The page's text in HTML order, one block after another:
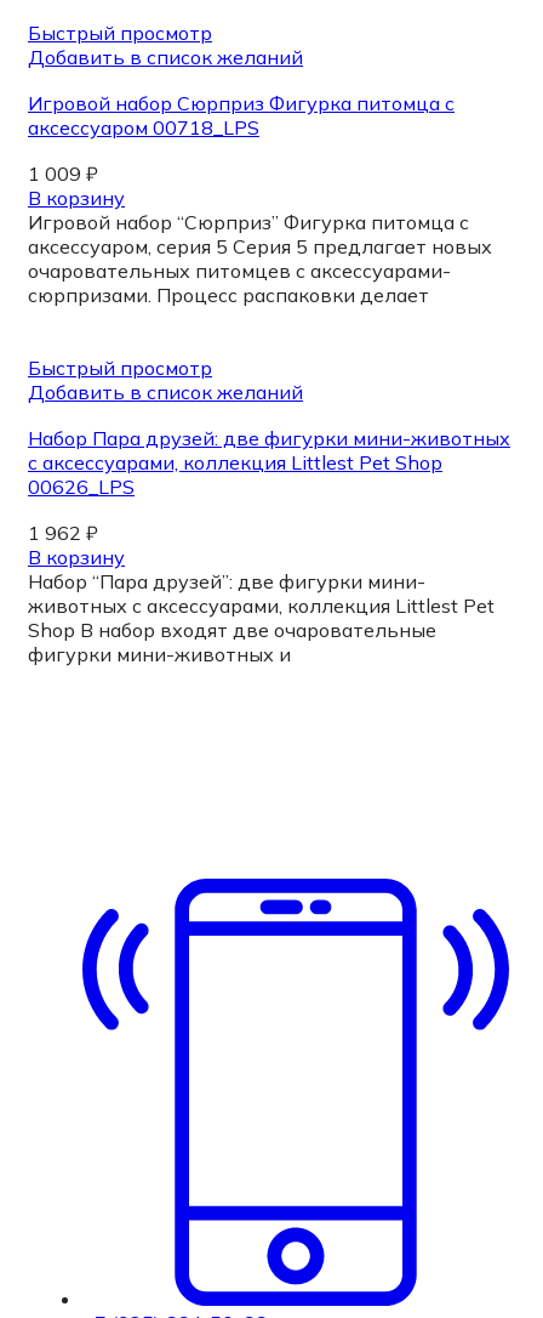
Быстрый просмотр
Добавить в список желаний
Игровой набор Сюрприз Фигурка питомца с
аксессуаром 00718_LPS
1 009 ₽
В корзину
Игровой набор “Сюрприз” Фигурка питомца с
аксессуаром, серия 5 Серия 5 предлагает новых
очаровательных питомцев с аксессуарами-
сюрпризами. Процесс распаковки делает
Быстрый просмотр
Добавить в список желаний
Набор Пара друзей: две фигурки мини-животных
с аксессуарами, коллекция Littlest Pet Shop
00626_LPS
1 962 ₽
В корзину
Набор “Пара друзей”: две фигурки мини-
животных с аксессуарами, коллекция Littlest Pet
Shop В набор входят две очаровательные
фигурки мини-животных и